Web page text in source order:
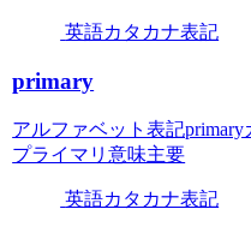
英語カタカナ表記
primary
アルファベット表記
プライマリ意味主要
英語カタカナ表記